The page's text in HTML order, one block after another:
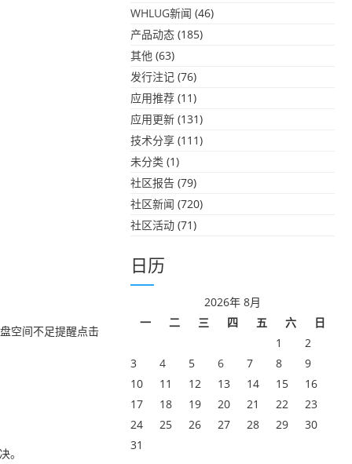
空间不足提醒点击
。
WHLUG新闻 (46)
产品动态 (185)
其他 (63)
发行注记 (76)
应用推荐 (11)
应用更新 (131)
技术分享 (111)
未分类 (1)
社区报告 (79)
社区新闻 (720)
社区活动 (71)
日历
2026年 8月
一
二 三 四 五 六
日
1
2
3
4 5 6 7 8
9
10
11 12 13 14 15
16
17
18 19 20 21 22
23
24
25 26 27 28 29
30
31